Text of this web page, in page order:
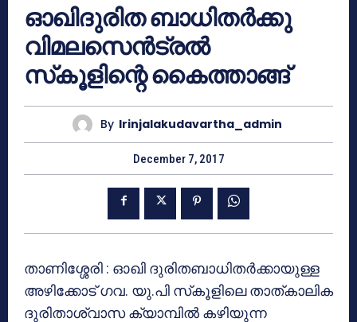
ഓഖിദുരിത ബാധിതര്‍ക്കു
വിമലസെന്‍ട്രല്‍
സ്‌കൂളിന്റെ കൈത്താങ്ങ്
By Irinjalakudavartha_admin
December 7, 2017
താണിശ്ശേരി : ഓഖി ദുരിതബാധിതര്‍ക്കായുള്ള
അഴിക്കോട് ഗവ. യു.പി സ്‌കൂളിലെ താത്കാലിക
ദുരിതാശ്വാസ ക്യാമ്പില്‍ കഴിയുന്ന